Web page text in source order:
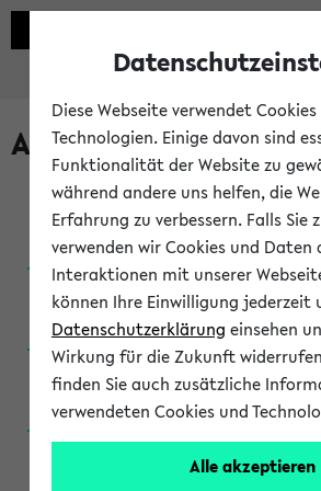
Archivierte
Anglistik: British and American
(Einschreibung bis WiSe 16/17)
Anglistik: British and American
(Einschreibung bis SoSe 2015)
Anglistik: British and American
(Einschreibung bis SoSe 2013)
Anglistik: British and American
(Einschreibung bis SoSe 2011)
Diese Webseite verwendet
Technologien. Einige davon sind
Funktionalität der Website zu
während andere uns helfen, die
Erfahrung zu verbessern. Falls Sie
verwenden wir Cookies und Daten
Interaktionen mit unserer
können Ihre Einwilligung jederzeit
Datenschutzerklärung einsehen
Wirkung für die Zukunft
finden Sie auch zusätzliche
verwendeten Cookies und
Alle akzeptieren